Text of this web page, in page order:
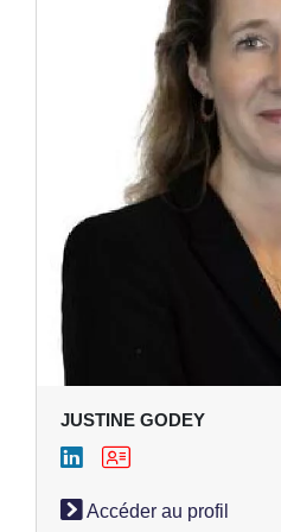
JUSTINE GODEY
Accéder au profil